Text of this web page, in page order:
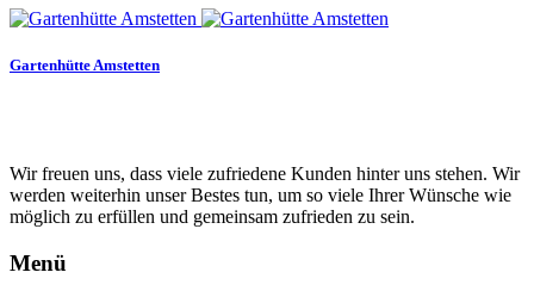
Gartenhütte Amstetten
Wir freuen uns, dass viele zufriedene Kunden hinter uns stehen. Wir
werden weiterhin unser Bestes tun, um so viele Ihrer Wünsche wie
möglich zu erfüllen und gemeinsam zufrieden zu sein.
Menü